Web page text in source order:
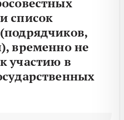
список
временно не
участию в